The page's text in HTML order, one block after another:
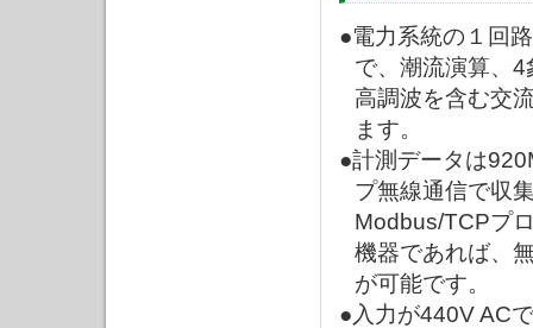
●電力系統の１回
で、潮流演算、
高調波を含む交
ます。
●計測データは
プ無線通信で収
Modbus/TCPプ
機器であれば、
が可能です。
●入力が440V AC